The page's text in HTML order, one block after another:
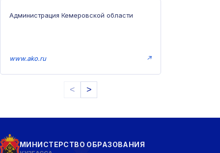
Администрация Кемеровской области
www.ako.ru ↗
< >
МИНИСТЕРСТВО ОБРАЗОВАНИЯ